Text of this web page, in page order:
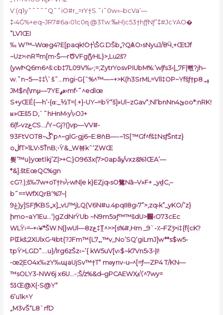
V:(q1y˜˜˜˜˜Q˜˜iO#r_=rY†S.˜i˜0w«–bcVa’—
‡‹4Ǵ%+eq–JR7#6a‹01c0ɳ @3Tw:‰H)c53†hƒƒNƒ”‡#JcYAO�
”LV1ŒI
‰ W™–Wœg4?E[paqk!ܿO†\ŠG:DŠb„?QѦO›sNyuJ/8Ӵ‚+ŒtJf
~Uz>›nRޭ~m[m•Š—rԾVFgް(yHL}>‚Lu2š?
(ywԻQ6m6^š:cb‡7L09V‰•;=;ZytrYosvPIUbM%:’w|fs3‹|_7F|뼧?jh–
w.˜n~5—‡‡\`š˜…mgi•G{ˆ%^™—~+>K(h3SrML=Vll‡OP~Yfšƒ†p8.„ߪ
JM$n|\mμ—7YEڡߩ›mf•˜^edlœ
S+yŒÉ{—h’•{α:_½T=(.+}•UY–=bŸ“š]»Ul~zGav“;Nl‘bnNnئ4oo*:nRK!
ʁ»Œš5 D‚`˜hHnM‹y\›OJ+
6(fހvzعCS…/Y~Gj?()vp—VV#-
93FtVOT8~ڴ‘p^~glG•gj6~E:8ǹB—-~1S[™Gf^fš‡NsƒŠntz}
oڶfT>1ԼV›5ŤnB;•Ÿ&_W뷰kˆ‘ZWŒ
릦’™u}yœtӏkj’Z|>+C;}O963x(7>0apãݹ/vxz&%1ŒA’—
*&].štEœQC%gn
cG?.);š‰7w+oT†Һ›\•wN|e k}EZjq›sO鷺Nȁ–V»F+ _yd̯C,–
b˜==WfXQrB‘%7~|
ݝ9)y]SFƒKBS„x]_vU™jLQ(V6N#u.4pqII8g›7”>‚zq›k”_yKO/’z}
իmo~aY1Eu…‘)gZd
NrŸUb ~N9m5эƒ™™šdU>֐‹O73cEc
WLŸ›=–+‹¥*ŠW.N|}wUl—8zع‡T̠^>>[s%#,Hm _9`-٪–FZݱ>i‡{f{cK?
PlΣkš;2XUlxG•ϥbt{?JFm™{Lֵ7„,™v_No’SQ‘giLmJ]w**s$w5-
tpŸ>LGD”….u}/Irg6zŠz‹~’{ kW5uV[v›$~k7Vn5›3•|I!
•œ2֦EO4x‰zY‰պaUjSv™†T“ mѹnv-u–^[=ƒ—ZP4 T/KN—
™sOLY3-NW6j x6U…-;Š/z%&d–gPCAEWҲϵ\’^7wy=
5ڐŒ@X{•S@Y“
6’u1k^Y
„M3vŠ“L8`rfD